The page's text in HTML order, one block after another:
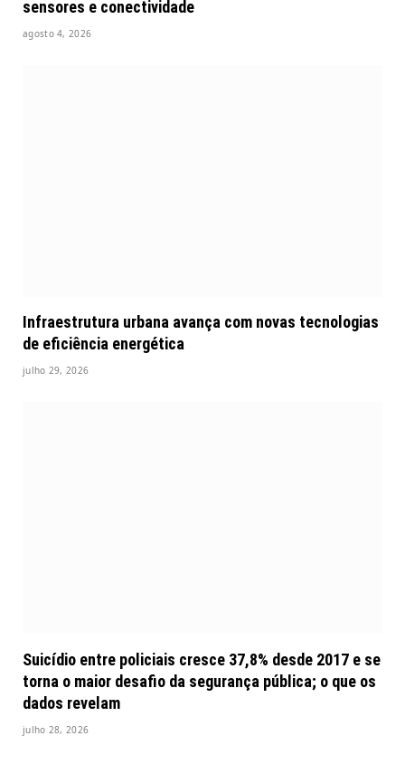
sensores e conectividade
agosto 4, 2026
Infraestrutura urbana avança com novas tecnologias
de eficiência energética
julho 29, 2026
Suicídio entre policiais cresce 37,8% desde 2017 e se
torna o maior desafio da segurança pública; o que os
dados revelam
julho 28, 2026